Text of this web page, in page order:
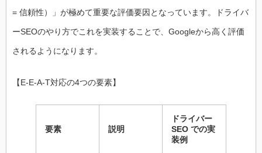
= 信頼性）」が極めて重要な評価要因となっています。ドライバ
ーSEOのやり方でこれを実装することで、Googleから高く評価
されるようになります。
【E-E-A-T対応の4つの要素】
要素 説明
ドライバー
SEO での実
装例